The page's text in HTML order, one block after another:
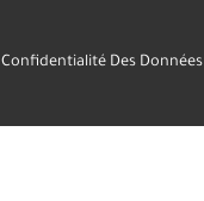
Confidentialité Des Données